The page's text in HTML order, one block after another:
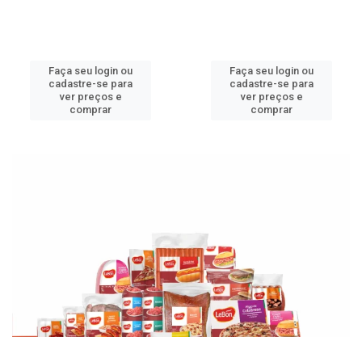
Faça seu login ou
cadastre-se para
ver preços e
comprar
Faça seu login ou
cadastre-se para
ver preços e
comprar